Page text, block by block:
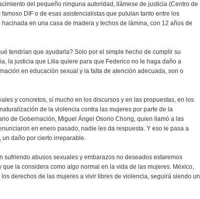
del pequeño ninguna autoridad, llámese de justicia (Centro de
DIF o de esas asistencialistas que pululan tanto entre los
en una casa de madera y techos de lámina, con 12 años de
tendrían que ayudarla? Solo por el simple hecho de cumplir su
la justicia que Lilia quiere para que Federico no le haga daño a
en educación sexual y la falta de atención adecuada, son o
y concretos, sí mucho en los discursos y en las propuestas, en los
de la violencia contra las mujeres por parte de la
de Gobernación, Miguel Ángel Osorio Chong, quien llamó a las
en enero pasado, nadie les da respuesta. Y eso le pasa a
daño por cierto irreparable.
sufriendo abusos sexuales y embarazos no deseados estaremos
la considera como algo normal en la vida de las mujeres. México,
derechos de las mujeres a vivir libres de violencia, seguirá siendo un